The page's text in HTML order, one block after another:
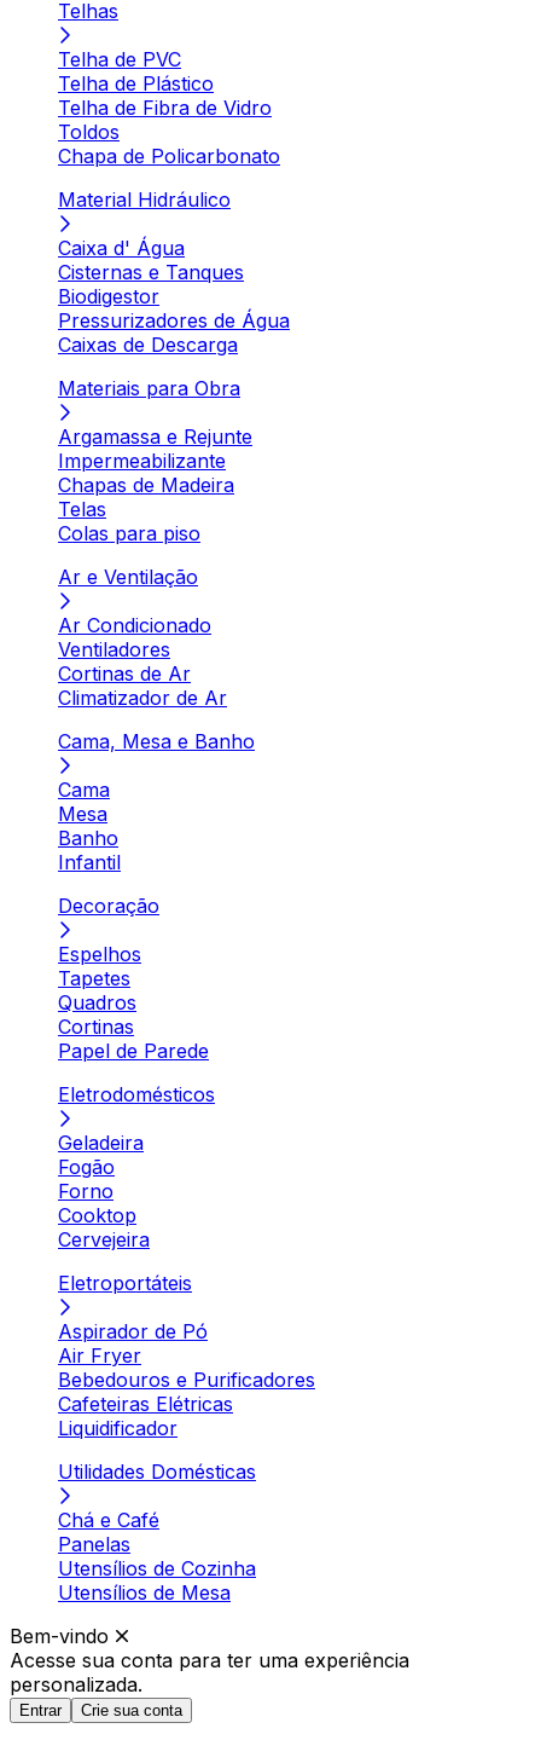
Telhas
Telha de PVC
Telha de Plástico
Telha de Fibra de Vidro
Toldos
Chapa de Policarbonato
Material Hidráulico
Caixa d' Água
Cisternas e Tanques
Biodigestor
Pressurizadores de Água
Caixas de Descarga
Materiais para Obra
Argamassa e Rejunte
Impermeabilizante
Chapas de Madeira
Telas
Colas para piso
Ar e Ventilação
Ar Condicionado
Ventiladores
Cortinas de Ar
Climatizador de Ar
Cama, Mesa e Banho
Cama
Mesa
Banho
Infantil
Decoração
Espelhos
Tapetes
Quadros
Cortinas
Papel de Parede
Eletrodomésticos
Geladeira
Fogão
Forno
Cooktop
Cervejeira
Eletroportáteis
Aspirador de Pó
Air Fryer
Bebedouros e Purificadores
Cafeteiras Elétricas
Liquidificador
Utilidades Domésticas
Chá e Café
Panelas
Utensílios de Cozinha
Utensílios de Mesa
Bem-vindo
Acesse sua conta para ter uma experiência
personalizada.
Entrar Crie sua conta